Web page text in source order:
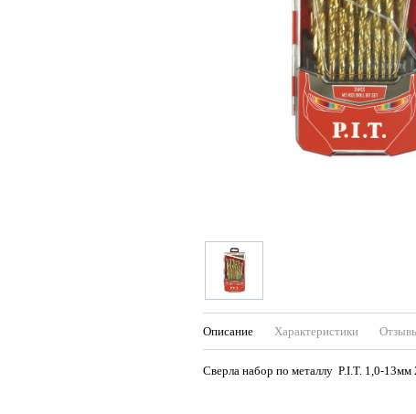
Описание Характеристики
Сверла набор по металлу P.I.T. 1,0-